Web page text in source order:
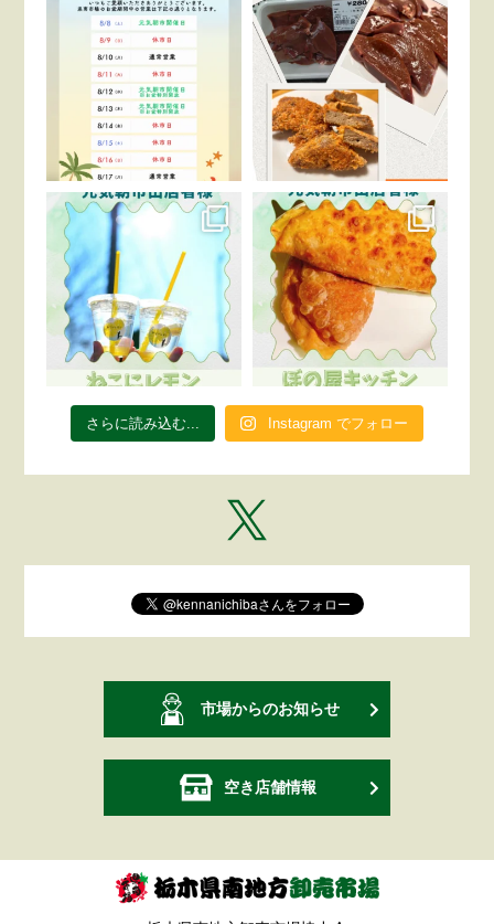
さらに読み込む... Instagram でフォロー
市場からのお知らせ
空き店舗情報